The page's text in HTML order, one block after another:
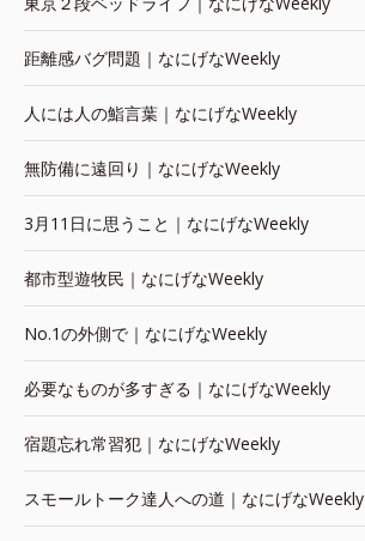
距離感バグ問題｜なにげなWeekly
人には人の鮨言葉｜なにげなWeekly
無防備に遠回り｜なにげなWeekly
3月11日に思うこと｜なにげなWeekly
都市型遊牧民｜なにげなWeekly
No.1の外側で｜なにげなWeekly
必要なものが多すぎる｜なにげなWeekly
宿題忘れ常習犯｜なにげなWeekly
スモールトーク達人への道｜なにげなWeekly